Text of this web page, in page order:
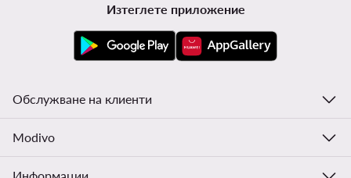
Изтеглете приложение
Обслужване на клиенти
Modivo